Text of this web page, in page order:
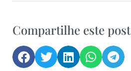
Compartilhe este post